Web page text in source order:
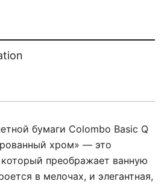
бумаги Colombo Basic Q
хром» — это
преображает ванную
в мелочах, и элегантная,